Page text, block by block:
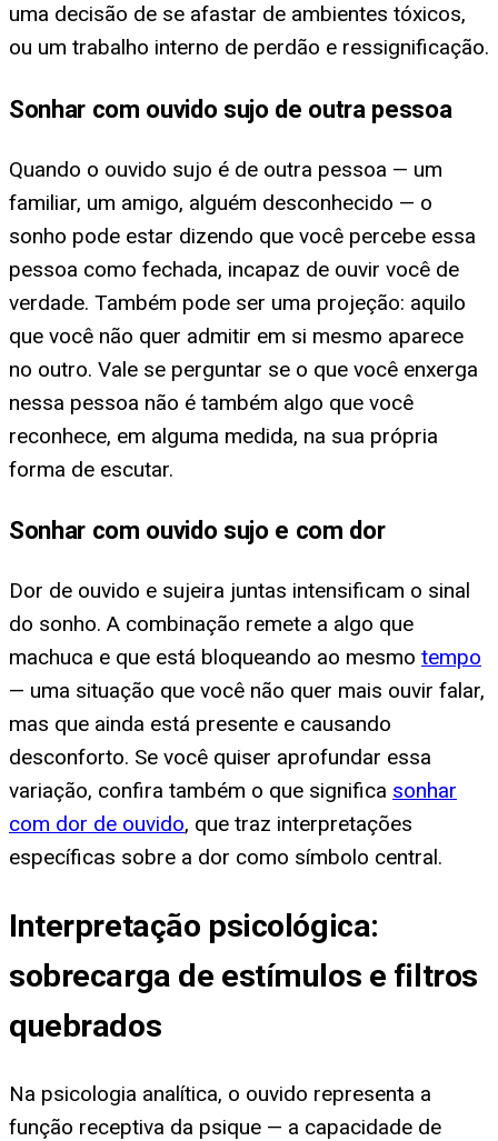
uma decisão de se afastar de ambientes tóxicos,
ou um trabalho interno de perdão e ressignificação.
Sonhar com ouvido sujo de outra pessoa
Quando o ouvido sujo é de outra pessoa — um
familiar, um amigo, alguém desconhecido — o
sonho pode estar dizendo que você percebe essa
pessoa como fechada, incapaz de ouvir você de
verdade. Também pode ser uma projeção: aquilo
que você não quer admitir em si mesmo aparece
no outro. Vale se perguntar se o que você enxerga
nessa pessoa não é também algo que você
reconhece, em alguma medida, na sua própria
forma de escutar.
Sonhar com ouvido sujo e com dor
Dor de ouvido e sujeira juntas intensificam o sinal
do sonho. A combinação remete a algo que
machuca e que está bloqueando ao mesmo tempo
— uma situação que você não quer mais ouvir falar,
mas que ainda está presente e causando
desconforto. Se você quiser aprofundar essa
variação, confira também o que significa sonhar
com dor de ouvido, que traz interpretações
específicas sobre a dor como símbolo central.
Interpretação psicológica:
sobrecarga de estímulos e filtros
quebrados
Na psicologia analítica, o ouvido representa a
função receptiva da psique — a capacidade de